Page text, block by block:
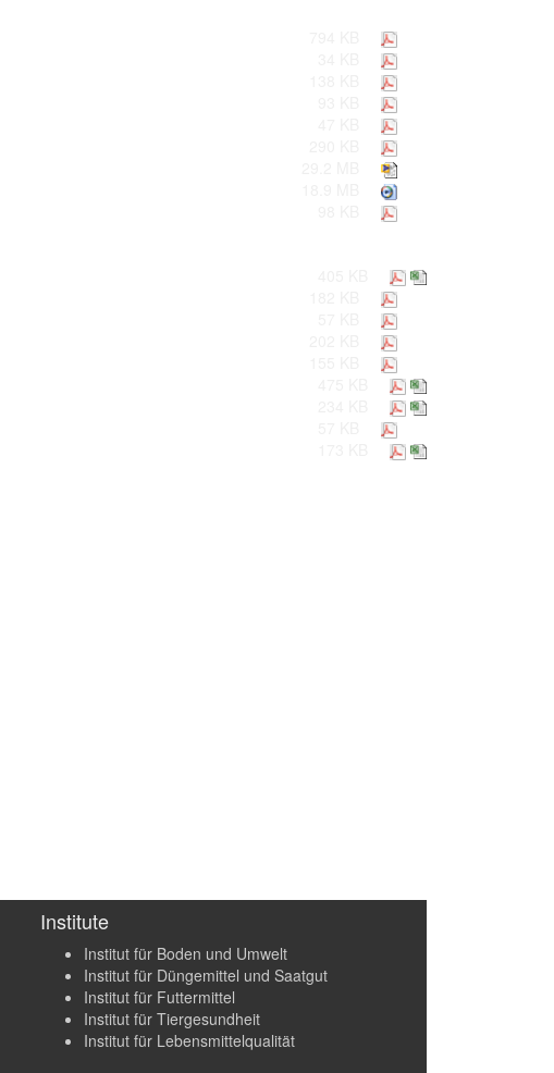
Institute
Institut für Boden und Umwelt
Institut für Düngemittel und Saatgut
Institut für Futtermittel
Institut für Tiergesundheit
Institut für Lebensmittelqualität